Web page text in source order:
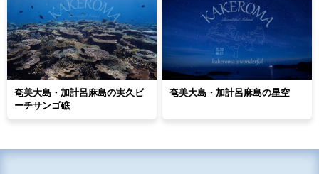
奄美大島・加計呂麻島の実久ビ
ーチサンゴ礁
奄美大島・加計呂麻島の星空